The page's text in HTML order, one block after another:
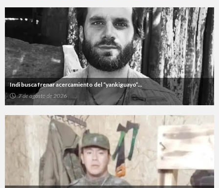
Indi busca frenar acercamiento del “yankiguayo”...
7 de agosto de 2026